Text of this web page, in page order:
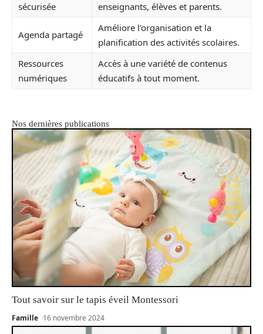
sécurisée
enseignants, élèves et parents.
Agenda partagé
Améliore l’organisation et la
planification des activités scolaires.
Ressources
numériques
Accès à une variété de contenus
éducatifs à tout moment.
Nos dernières publications
Tout savoir sur le tapis éveil Montessori
Famille 16 novembre 2024